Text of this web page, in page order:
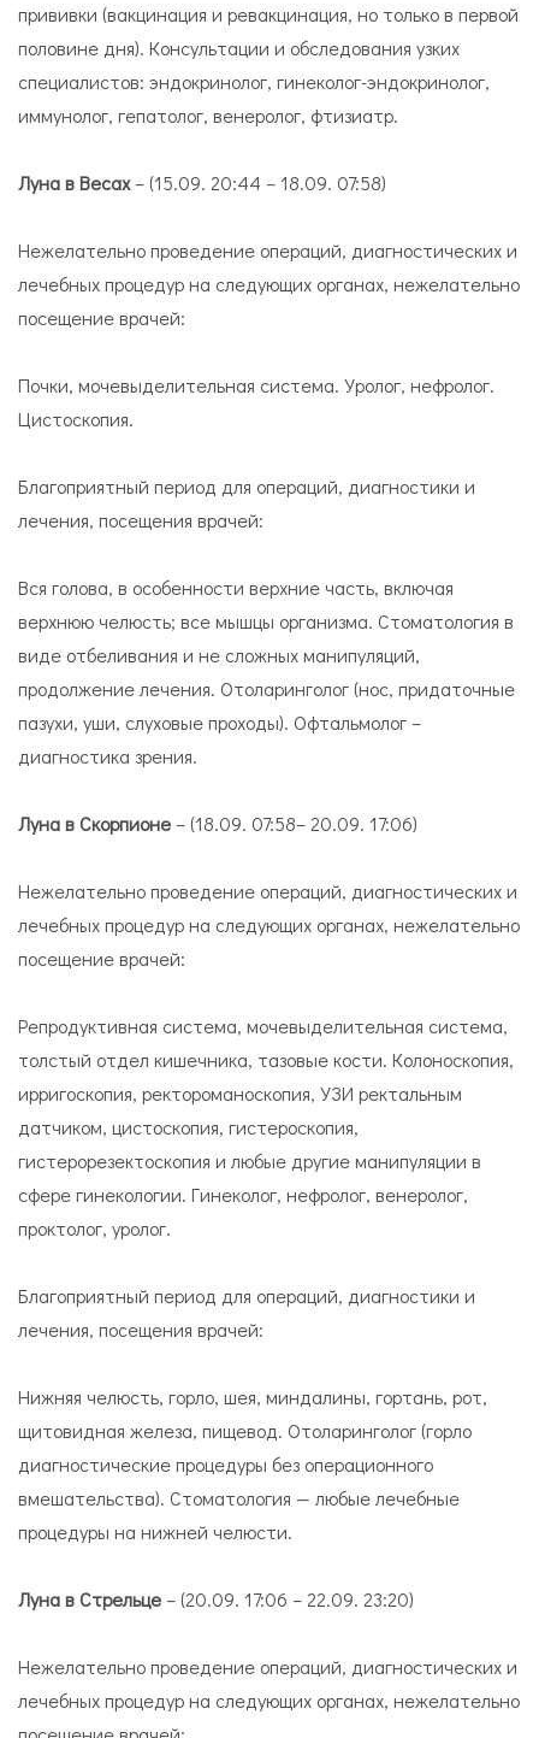
прививки (вакцинация и ревакцинация, но только в первой
половине дня). Консультации и обследования узких
специалистов: эндокринолог, гинеколог-эндокринолог,
иммунолог, гепатолог, венеролог, фтизиатр.
Луна в Весах– (15.09. 20:44 – 18.09. 07:58)
Нежелательно проведение операций, диагностических и
лечебных процедур на следующих органах, нежелательно
посещение врачей:
Почки, мочевыделительная система. Уролог, нефролог.
Цистоскопия.
Благоприятный период для операций, диагностики и
лечения, посещения врачей:
Вся голова, в особенности верхние часть, включая
верхнюю челюсть; все мышцы организма. Стоматология в
виде отбеливания и не сложных манипуляций,
продолжение лечения. Отоларинголог (нос, придаточные
пазухи, уши, слуховые проходы). Офтальмолог –
диагностика зрения.
Луна в Скорпионе – (18.09. 07:58– 20.09. 17:06)
Нежелательно проведение операций, диагностических и
лечебных процедур на следующих органах, нежелательно
посещение врачей:
Репродуктивная система, мочевыделительная система,
толстый отдел кишечника, тазовые кости. Колоноскопия,
ирригоскопия, ректороманоскопия, УЗИ ректальным
датчиком, цистоскопия, гистероскопия,
гистерорезектоскопия и любые другие манипуляции в
сфере гинекологии. Гинеколог, нефролог, венеролог,
проктолог, уролог.
Благоприятный период для операций, диагностики и
лечения, посещения врачей:
Нижняя челюсть, горло, шея, миндалины, гортань, рот,
щитовидная железа, пищевод. Отоларинголог (горло
диагностические процедуры без операционного
вмешательства). Стоматология — любые лечебные
процедуры на нижней челюсти.
Луна в Стрельце – (20.09. 17:06 – 22.09. 23:20)
Нежелательно проведение операций, диагностических и
лечебных процедур на следующих органах, нежелательно